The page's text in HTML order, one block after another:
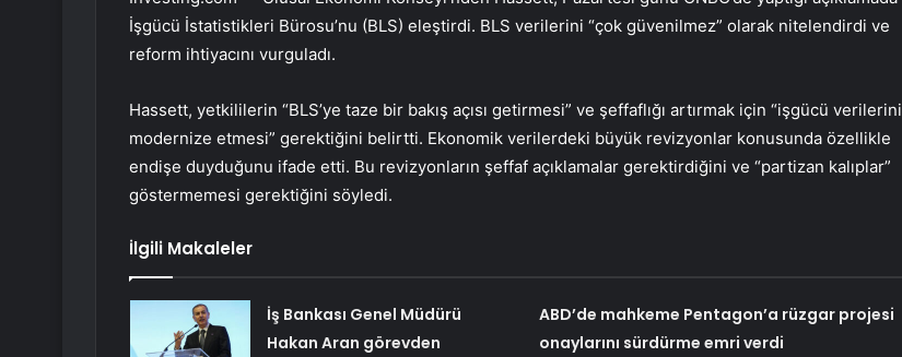
İşgücü İstatistikleri Bürosu’nu (BLS) eleştirdi. BLS verilerini “çok güvenilmez” olarak nitelendirdi ve
reform ihtiyacını vurguladı.
Hassett, yetkililerin “BLS’ye taze bir bakış açısı getirmesi” ve şeffaflığı artırmak için “işgücü verilerini
modernize etmesi” gerektiğini belirtti. Ekonomik verilerdeki büyük revizyonlar konusunda özellikle
endişe duyduğunu ifade etti. Bu revizyonların şeffaf açıklamalar gerektirdiğini ve “partizan kalıplar”
göstermemesi gerektiğini söyledi.
İlgili Makaleler
İş Bankası Genel Müdürü
Hakan Aran görevden
ABD’de mahkeme Pentagon’a rüzgar projesi
onaylarını sürdürme emri verdi